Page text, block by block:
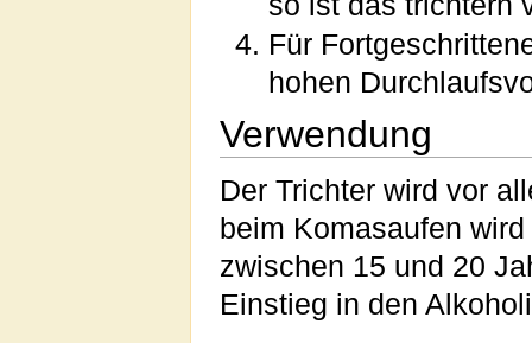
Für
hohen
Verwendung
Der Trichter wird vor
beim Komasaufen
zwischen 15 und 20
Einstieg in den